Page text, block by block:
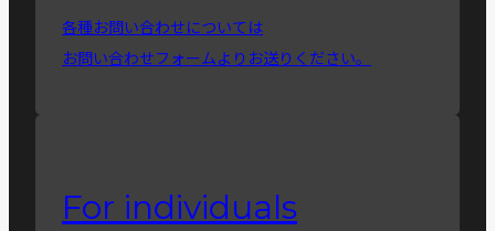
各種お問い合わせについては
お問い合わせフォームよりお送りください。
For individuals